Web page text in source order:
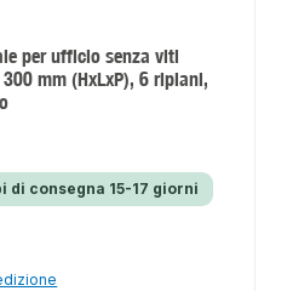
per ufficio senza viti
mm (HxLxP), 6 ripiani,
di consegna 15-17 giorni